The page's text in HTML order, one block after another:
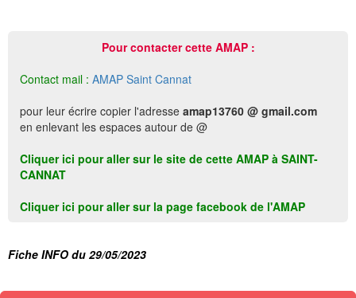
Pour contacter cette AMAP :
Contact mail : AMAP Saint Cannat
pour leur écrire copier l'adresse amap13760 @ gmail.com
en enlevant les espaces autour de @
Cliquer ici pour aller sur le site de cette AMAP à SAINT-
CANNAT
Cliquer ici pour aller sur la page facebook de l'AMAP
Fiche INFO du 29/05/2023